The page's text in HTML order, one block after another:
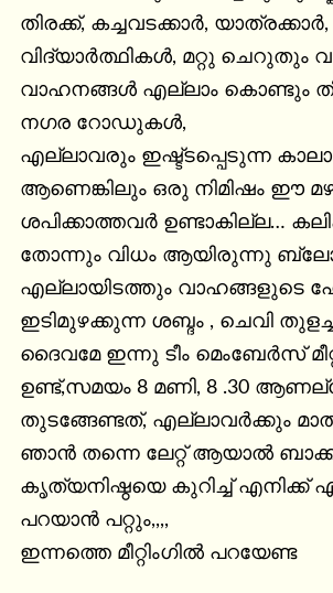
തിരക്ക്, കച്ചവടക്കാർ,
വിദ്യാർത്ഥികൾ, മറ്റു
വാഹനങ്ങൾ എല്ലാം കൊണ്ടും
നഗര റോഡുകൾ,
എല്ലാവരും ഇഷ്ട്ടപ്പെടുന്ന
ആണെങ്കിലും ഒരു നിമിഷം ഈ
ശപിക്കാത്തവർ ഉണ്ടാകില്ല…
തോന്നും വിധം ആയിരുന്നു
എല്ലായിടത്തും വാഹങ്ങളുടെ
ഇടിമുഴക്കുന്ന ശബ്ദം , ചെവി
ദൈവമേ ഇന്നു ടീം മെംബേർസ്
ഉണ്ട്,സമയം 8 മണി, 8 .30
തുടങ്ങേണ്ടത്, എല്ലാവർക്കും
ഞാൻ തന്നെ ലേറ്റ് ആയാൽ
കൃത്യനിഷ്ഠയെ കുറിച്ച് എനിക്ക്
പറയാൻ പറ്റും,,,,
ഇന്നത്തെ മീറ്റിംഗിൽ പറയേണ്ട